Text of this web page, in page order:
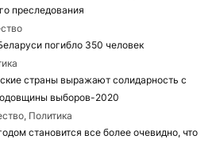
преследования
погибло 350 человек
страны выражают солидарность с
выборов-2020
Политика
становится все более очевидно, что